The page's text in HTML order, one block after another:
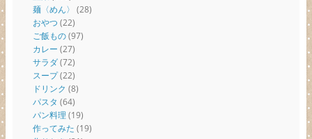
麺〈めん〉 (28)
おやつ (22)
ご飯もの(97)
カレー (27)
サラダ(72)
スープ(22)
ドリンク (8)
パスタ (64)
パン料理 (19)
作ってみた (19)